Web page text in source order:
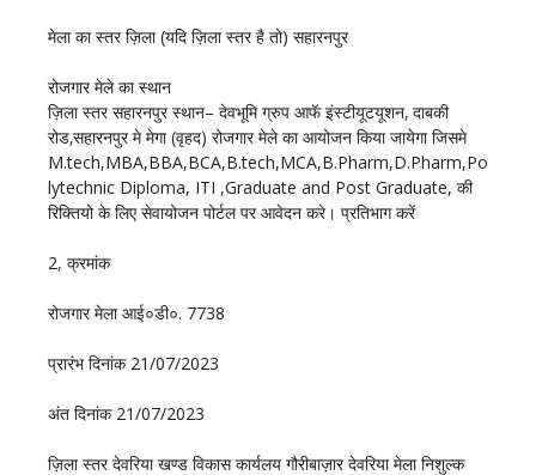
मेला का स्तर ज़िला (यदि ज़िला स्तर है तो) सहारनपुर
रोजगार मेले का स्थान
ज़िला स्तर सहारनपुर स्थान– देवभूमि ग्रुप आफॅ इंस्टीयूटयूशन‚ दाबकी
रोड‚सहारनपुर मे मेगा (वृहद) रोजगार मेले का आयोजन किया जायेगा जिसमे
M.tech,MBA,BBA,BCA,B.tech,MCA,B.Pharm,D.Pharm,Po
lytechnic Diploma, ITI ,Graduate and Post Graduate, की
रिक्तियो के लिए सेवायोजन पोर्टल पर आवेदन करे। प्रतिभाग करें
2, क्रमांक
रोजगार मेला आई०डी०. 7738
प्रारंभ दिनांक 21/07/2023
अंत दिनांक 21/07/2023
ज़िला स्तर देवरिया खण्ड विकास कार्यलय गौरीबाज़ार देवरिया मेला निशुल्क